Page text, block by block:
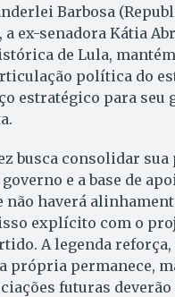
Barbosa
ex-senadora Kátia
de Lula,
política do
estratégico para seu
busca consolidar sua
e a base de
não haverá
explícito com o
A legenda reforça,
própria permanece,
futuras